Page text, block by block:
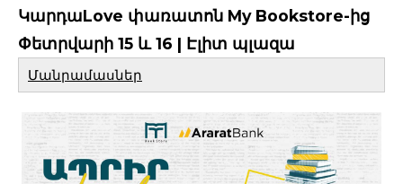
ԿարդաLove փառատոն My Bookstore-ից
Փետրվարի 15 և 16 | Էլիտ պլազա
Մանրամասներ